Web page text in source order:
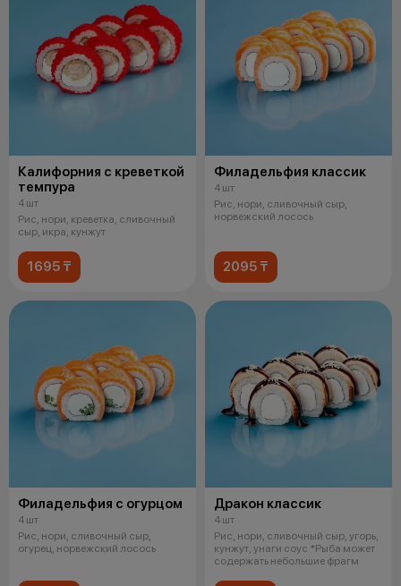
Калифорния с креветкой
темпура
4 шт
Рис, нори, креветка, сливочный
сыр, икра, кунжут
1695 ₸
Филадельфия классик
4 шт
Рис, нори, сливочный сыр,
норвежский лосось
2095 ₸
Филадельфия с огурцом
4 шт
Рис, нори, сливочный сыр,
огурец, норвежский лосось
Дракон классик
4 шт
Рис, нори, сливочный сыр, угорь,
кунжут, унаги соус *Рыба может
содержать небольшие фрагм